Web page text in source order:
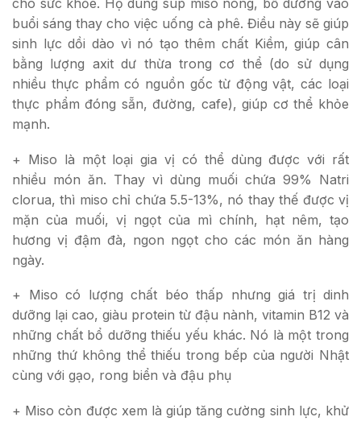
buổi sáng thay cho việc uống cà phê. Điều này sẽ giúp
sinh lực dồi dào vì nó tạo thêm chất Kiềm, giúp cân
bằng lượng axit dư thừa trong cơ thể (do sử dụng
nhiều thực phẩm có nguồn gốc từ động vật, các loại
thực phẩm đóng sẵn, đường, cafe), giúp cơ thể khỏe
mạnh.
+ Miso là một loại gia vị có thể dùng được với rất
nhiều món ăn. Thay vì dùng muối chứa 99% Natri
clorua, thì miso chỉ chứa 5.5-13%, nó thay thế được vị
mặn của muối, vị ngọt của mì chính, hạt nêm, tạo
hương vị đậm đà, ngon ngọt cho các món ăn hàng
ngày.
+ Miso có lượng chất béo thấp nhưng giá trị dinh
dưỡng lại cao, giàu protein từ đậu nành, vitamin B12 và
những chất bổ dưỡng thiếu yếu khác. Nó là một trong
những thứ không thể thiếu trong bếp của người Nhật
cùng với gạo, rong biển và đậu phụ
+ Miso còn được xem là giúp tăng cường sinh lực, khử